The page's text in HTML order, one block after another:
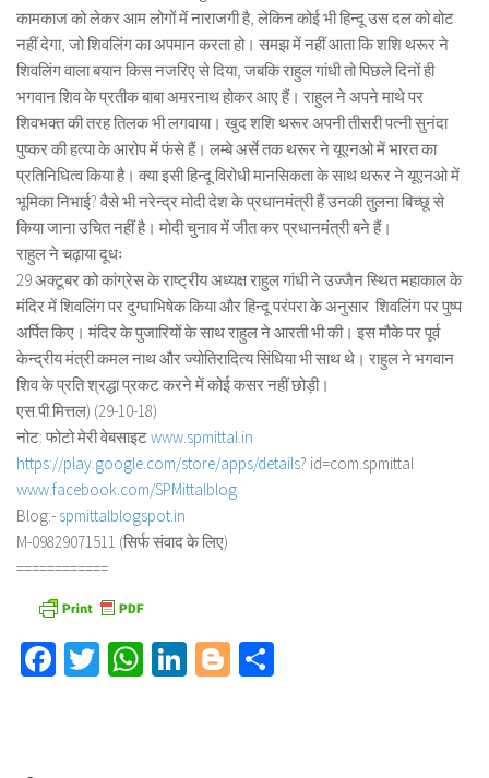
कामकाज को लेकर आम लोगों में नाराजगी है, लेकिन कोई भी हिन्दू उस दल को वोट
नहीं देगा, जो शिवलिंग का अपमान करता हो। समझ में नहीं आता कि शशि थरूर ने
शिवलिंग वाला बयान किस नजरिए से दिया, जबकि राहुल गांधी तो पिछले दिनों ही
भगवान शिव के प्रतीक बाबा अमरनाथ होकर आए हैं। राहुल ने अपने माथे पर
शिवभक्त की तरह तिलक भी लगवाया। खुद शशि थरूर अपनी तीसरी पत्नी सुनंदा
पुष्कर की हत्या के आरोप में फंसे हैं। लम्बे अर्से तक थरूर ने यूएनओ में भारत का
प्रतिनिधित्व किया है। क्या इसी हिन्दू विरोधी मानसिकता के साथ थरूर ने यूएनओ में
भूमिका निभाई? वैसे भी नरेन्द्र मोदी देश के प्रधानमंत्री हैं उनकी तुलना बिच्छू से
किया जाना उचित नहीं है। मोदी चुनाव में जीत कर प्रधानमंत्री बने हैं।
राहुल ने चढ़ाया दूधः
29 अक्टूबर को कांग्रेस के राष्ट्रीय अध्यक्ष राहुल गांधी ने उज्जैन स्थित महाकाल के
मंदिर में शिवलिंग पर दुग्घाभिषेक किया और हिन्दू परंपरा के अनुसार शिवलिंग पर पुष्प
अर्पित किए। मंदिर के पुजारियों के साथ राहुल ने आरती भी की। इस मौके पर पूर्व
केन्द्रीय मंत्री कमल नाथ और ज्योतिरादित्य सिंधिया भी साथ थे। राहुल ने भगवान
शिव के प्रति श्रद्धा प्रकट करने में कोई कसर नहीं छोड़ी।
एस.पी.मित्तल) (29-10-18)
नोट: फोटो मेरी वेबसाइटwww.spmittal.in
https://play.google.com/store/apps/details? id=com.spmittal
www.facebook.com/SPMittalblog
Blog:- spmittalblogspot.in
M-09829071511 (सिर्फ संवाद के लिए)
============
Facebook
TwitterWhatsApp
LinkedIn
Blogger